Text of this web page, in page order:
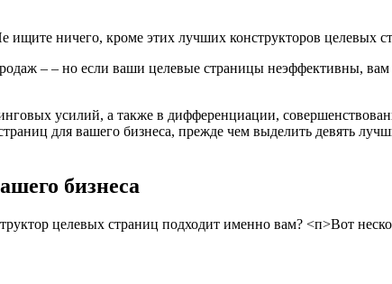
ищите ничего, кроме этих лучших конструкторов целевых
– – но если ваши целевые страницы неэффективны, вам
усилий, а также в дифференциации,
для вашего бизнеса, прежде чем выделить девять
бизнеса
целевых страниц подходит именно вам? <п>Вот